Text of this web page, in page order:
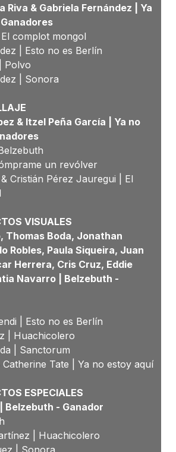
Riva & Gabriela Fernández | Ya
complot mongol
| Esto no es Berlín
Polvo
| Sonora
& Itzel Peña García | Ya no
un revólver
Cristián Pérez Jauregui | El
VISUALES
Thomas Boda, Jonathan
Robles, Paula Siqueira, Juan
Herrera, Cris Cruz, Eddie
Navarro | Belzebuth -
| Esto no es Berlín
| Huachicolero
| Sanctorum
Catherine Tate | Ya no estoy aquí
ESPECIALES
Belzebuth - Ganador
| Huachicolero
| Sonora